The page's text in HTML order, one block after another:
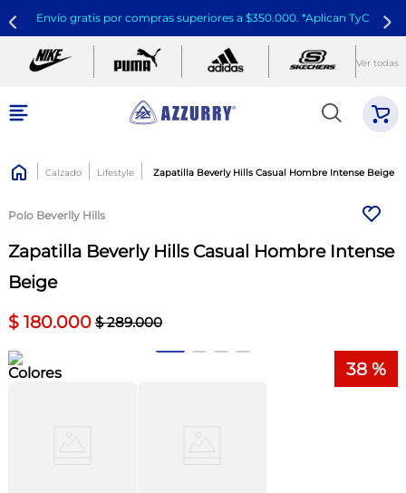
Envío gratis por compras superiores a $350.000. *Aplican TyC
Ver todas
Calzado Lifestyle Zapatilla Beverly Hills Casual Hombre Intense Beige
Polo Beverlly Hills
Zapatilla Beverly Hills Casual Hombre Intense
Beige
$ 180.000 $ 289.000
38 %
Colores